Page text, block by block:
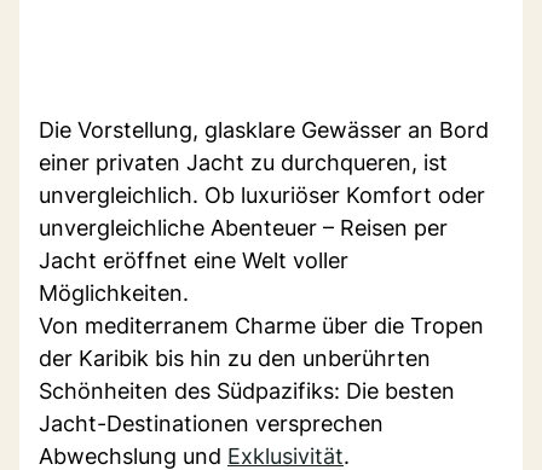
Die Vorstellung, glasklare Gewässer an Bord
einer privaten Jacht zu durchqueren, ist
unvergleichlich. Ob luxuriöser Komfort oder
unvergleichliche Abenteuer – Reisen per
Jacht eröffnet eine Welt voller
Möglichkeiten.
Von mediterranem Charme über die Tropen
der Karibik bis hin zu den unberührten
Schönheiten des Südpazifiks: Die besten
Jacht-Destinationen versprechen
Abwechslung und Exklusivität.